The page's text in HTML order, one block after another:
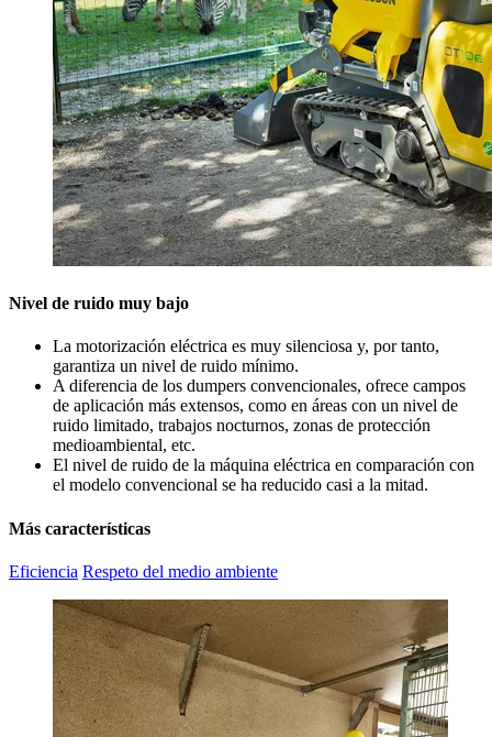
Nivel de ruido muy bajo
La motorización eléctrica es muy silenciosa y, por tanto,
garantiza un nivel de ruido mínimo.
A diferencia de los dumpers convencionales, ofrece campos
de aplicación más extensos, como en áreas con un nivel de
ruido limitado, trabajos nocturnos, zonas de protección
medioambiental, etc.
El nivel de ruido de la máquina eléctrica en comparación con
el modelo convencional se ha reducido casi a la mitad.
Más características
Eficiencia Respeto del medio ambiente